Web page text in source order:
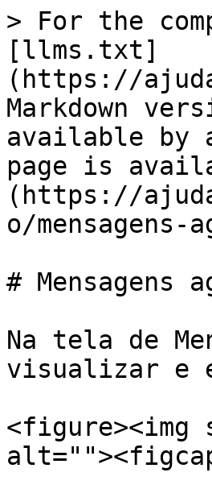
> For the
[llms.txt]
(https://
Markdown
available by
page is
(https://
o/mensagens-
# Mensagens
Na tela de
visualizar e
<figure><img